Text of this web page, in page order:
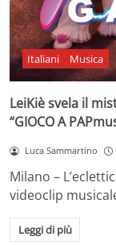
Italiani Musica
LeiKiè svela il
“GIOCO A
Luca Sammartino
Milano –
videoclip
Leggi di più